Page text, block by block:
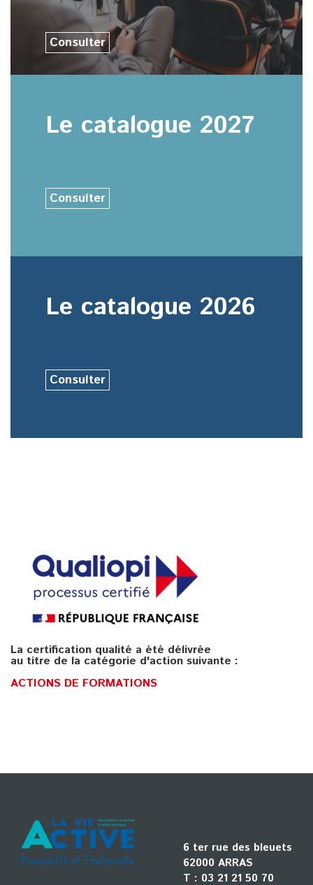
Consulter
Le catalogue 2027
Consulter
Le catalogue 2026
Consulter
La certification qualité a été délivrée
au titre de la catégorie d'action suivante :
ACTIONS DE FORMATIONS
6 ter rue des bleuets
62000 ARRAS
T : 03 21 21 50 70